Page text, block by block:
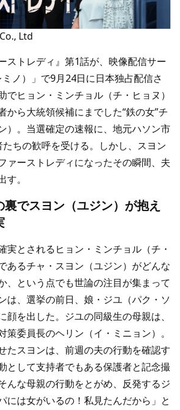
Ltd
ストレディ』第1話が、映像配信サー
ノ）」で9月24日に日本独占配信さ
でヒョン・ミンチョル（チ・ヒョヌ）
から大統領候補にまでした“鉄の女”チ
）。当選確定の速報に、地元ハソン市
ちの歓呼を受ける。しかし、スヨン
ァーストレディになったその瞬間、夫
。
でスヨン（ユジン）が抱え
実とされるヒョン・ミンチョル（チ・
あるチャ・スヨン（ユジン）がどんな
、という点でも世論の注目が集まって
は、選挙の前日、娘・ジユ（パク・ソ
顔を出した。ジユの同級生の母親は、
策委員長のヘリン（イ・ミニョン）。
たスヨンは、前週の夫の行動を確認す
として支持者でもある保護者と記念撮
んな母親の行動をとがめ、反発するジ
には女がいるの！私見たんだから」と